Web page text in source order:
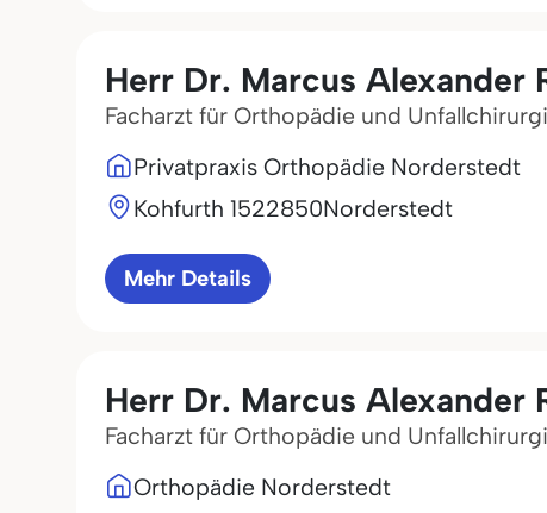
Herr Dr. Marcus Alexander
Facharzt für Orthopädie und
Privatpraxis Orthopädie Norderstedt
Kohfurth 1522850Norderstedt
Mehr Details
Herr Dr. Marcus Alexander
Facharzt für Orthopädie und
Orthopädie Norderstedt